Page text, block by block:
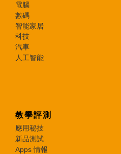
電腦
數碼
智能家居
科技
汽車
人工智能
教學評測
應用秘技
新品測試
Apps 情報